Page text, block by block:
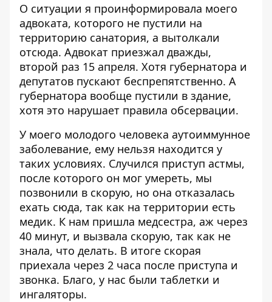
О ситуации я проинформировала моего
адвоката, которого не пустили на
территорию санатория, а вытолкали
отсюда. Адвокат приезжал дважды,
второй раз 15 апреля. Хотя губернатора и
депутатов пускают беспрепятственно. А
губернатора вообще пустили в здание,
хотя это нарушает правила обсервации.
У моего молодого человека аутоиммунное
заболевание, ему нельзя находится у
таких условиях. Случился приступ астмы,
после которого он мог умереть, мы
позвонили в скорую, но она отказалась
ехать сюда, так как на территории есть
медик. К нам пришла медсестра, аж через
40 минут, и вызвала скорую, так как не
знала, что делать. В итоге скорая
приехала через 2 часа после приступа и
звонка. Благо, у нас были таблетки и
ингаляторы.